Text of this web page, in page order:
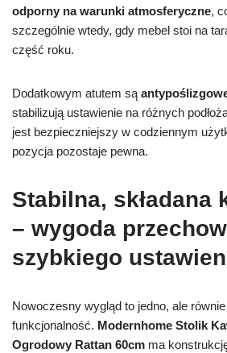
odporny na warunki atmosferyczne,
szczególnie wtedy, gdy mebel stoi na
część roku.
Dodatkowym atutem są
stabilizują ustawienie na różnych
jest bezpieczniejszy w codziennym
pozycja pozostaje pewna.
Stabilna, składana
– wygoda
szybkiego
Nowoczesny wygląd to jedno, ale
funkcjonalność. Modernhome Stolik
Ogrodowy Rattan 60cm ma